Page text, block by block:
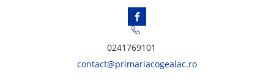
0241769101
contact@primariacogealac.ro